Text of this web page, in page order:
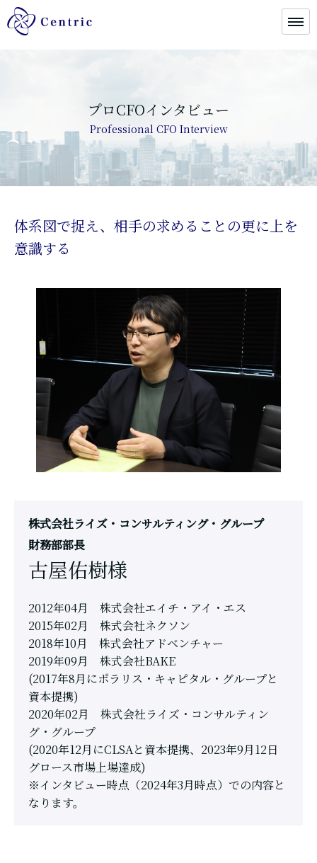
プロCFOインタビュー
Professional CFO Interview
体系図で捉え、相手の求めることの更に上を
意識する
株式会社ライズ・コンサルティング・グループ
財務部部長
古屋佑樹様
2012年04月 株式会社エイチ・アイ・エス
2015年02月 株式会社ネクソン
2018年10月 株式会社アドベンチャー
2019年09月 株式会社BAKE
(2017年8月にポラリス・キャピタル・グループと
資本提携)
2020年02月 株式会社ライズ・コンサルティン
グ・グループ
(2020年12月にCLSAと資本提携、2023年9月12日
グロース市場上場達成)
※インタビュー時点（2024年3月時点）での内容と
なります。